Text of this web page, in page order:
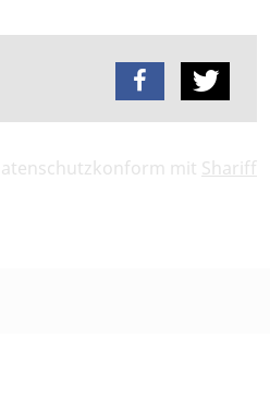
mit Shariff